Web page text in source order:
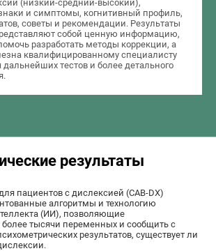
(низкий-средний-высокий),
и симптомы, когнитивный профиль,
советы и рекомендации. Результаты
собой ценную информацию,
разработать методы коррекции, а
квалифицированному специалисту
тестов и более детального
результаты
пациентов с дислексией (CAB-DX)
алгоритмы и технологию
(ИИ), позволяющие
более тысячи переменных и сообщить с
результатов, существует ли